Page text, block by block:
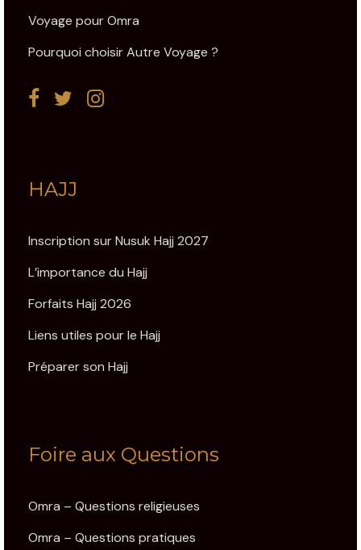
Voyage pour Omra
Pourquoi choisir Autre Voyage ?
HAJJ
Inscription sur Nusuk Hajj 2027
L’importance du Hajj
Forfaits Hajj 2026
Liens utiles pour le Hajj
Préparer son Hajj
Foire aux Questions
Omra – Questions religieuses
Omra – Questions pratiques